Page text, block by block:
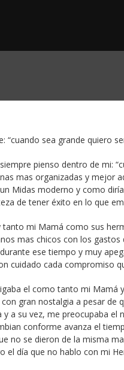
“cuando sea grande quiero
pienso dentro de mi:
mas organizadas y mejor
Midas moderno y como
de tener éxito en lo que
mi Mamá como sus
mas chicos con los
ese tiempo y muy
cuidado cada compromiso
el como tanto mi Mamá
gran nostalgia a pesar de
a su vez, me preocupaba el
conforme avanza el
no se dieron de la misma
el día que no hablo con mi